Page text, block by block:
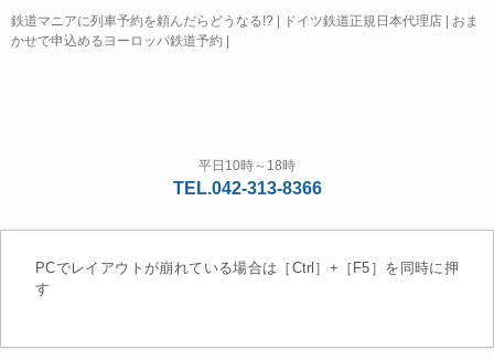
鉄道マニアに列車予約を頼んだらどうなる!? | ドイツ鉄道正規日本代理店 | おま
かせで申込めるヨーロッパ鉄道予約 |
平日10時～18時
TEL.042-313-8366
PCでレイアウトが崩れている場合は［Ctrl］+［F5］を同時に押
す